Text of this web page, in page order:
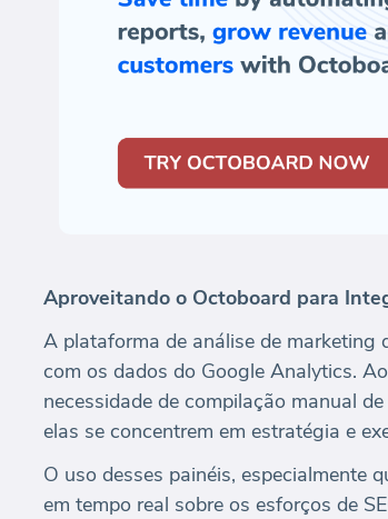
Aproveitando o Octoboard para
A plataforma de análise de marketing
com os dados do Google Analytics.
necessidade de compilação manual
elas se concentrem em estratégia e
O uso desses painéis, especialmente
em tempo real sobre os esforços de